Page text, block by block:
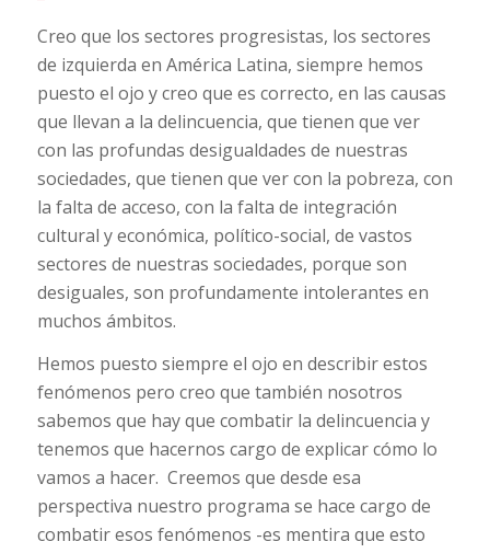
Creo que los sectores progresistas, los sectores
de izquierda en América Latina, siempre hemos
puesto el ojo y creo que es correcto, en las causas
que llevan a la delincuencia, que tienen que ver
con las profundas desigualdades de nuestras
sociedades, que tienen que ver con la pobreza, con
la falta de acceso, con la falta de integración
cultural y económica, político-social, de vastos
sectores de nuestras sociedades, porque son
desiguales, son profundamente intolerantes en
muchos ámbitos.
Hemos puesto siempre el ojo en describir estos
fenómenos pero creo que también nosotros
sabemos que hay que combatir la delincuencia y
tenemos que hacernos cargo de explicar cómo lo
vamos a hacer. Creemos que desde esa
perspectiva nuestro programa se hace cargo de
combatir esos fenómenos -es mentira que esto